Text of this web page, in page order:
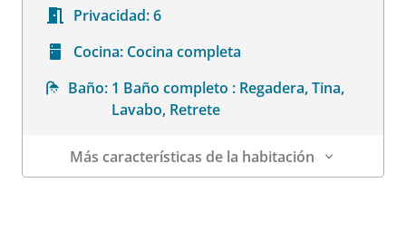
Privacidad:6
Cocina: Cocina completa
Baño: 1 Baño completo : Regadera, Tina,
Lavabo, Retrete
Más características de la habitación